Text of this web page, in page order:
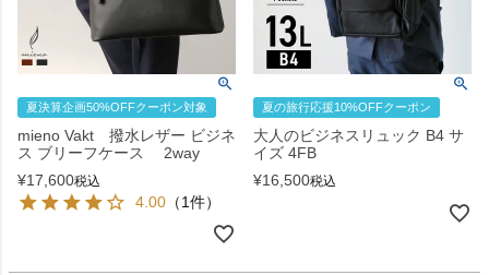
夏決算企画50%OFFクーポン対象
mieno Vakt 撥水レザー ビジネ
ス ブリーフケース 2way
¥17,600税込
4.00 （1件）
夏の旅行応援10%OFFクーポン
大人のビジネスリュック B4 サ
イズ 4FB
¥16,500税込